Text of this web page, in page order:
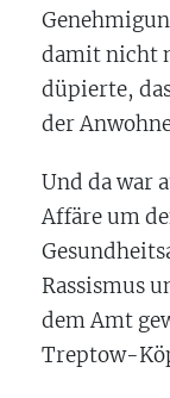
damit nicht
düpierte,
der
Und da war
Affäre um
Rassismus
dem Amt
Treptow-